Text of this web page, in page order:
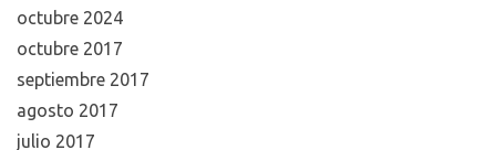
octubre 2024
octubre 2017
septiembre 2017
agosto 2017
julio 2017